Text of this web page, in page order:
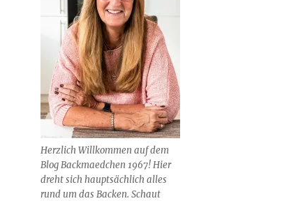
Herzlich Willkommen auf dem
Blog Backmaedchen 1967! Hier
dreht sich hauptsächlich alles
rund um das Backen. Schaut